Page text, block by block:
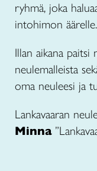
ryhmä, joka
intohimon äärelle.
Illan aikana paitsi
neulemalleista
oma neuleesi ja
Lankavaaran
Minna